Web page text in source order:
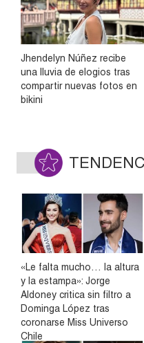
Jhendelyn Núñez recibe
una lluvia de elogios tras
compartir nuevas fotos en
bikini
«Le falta mucho… la altura
y la estampa»: Jorge
Aldoney critica sin filtro a
Dominga López tras
coronarse Miss Universo
Chile